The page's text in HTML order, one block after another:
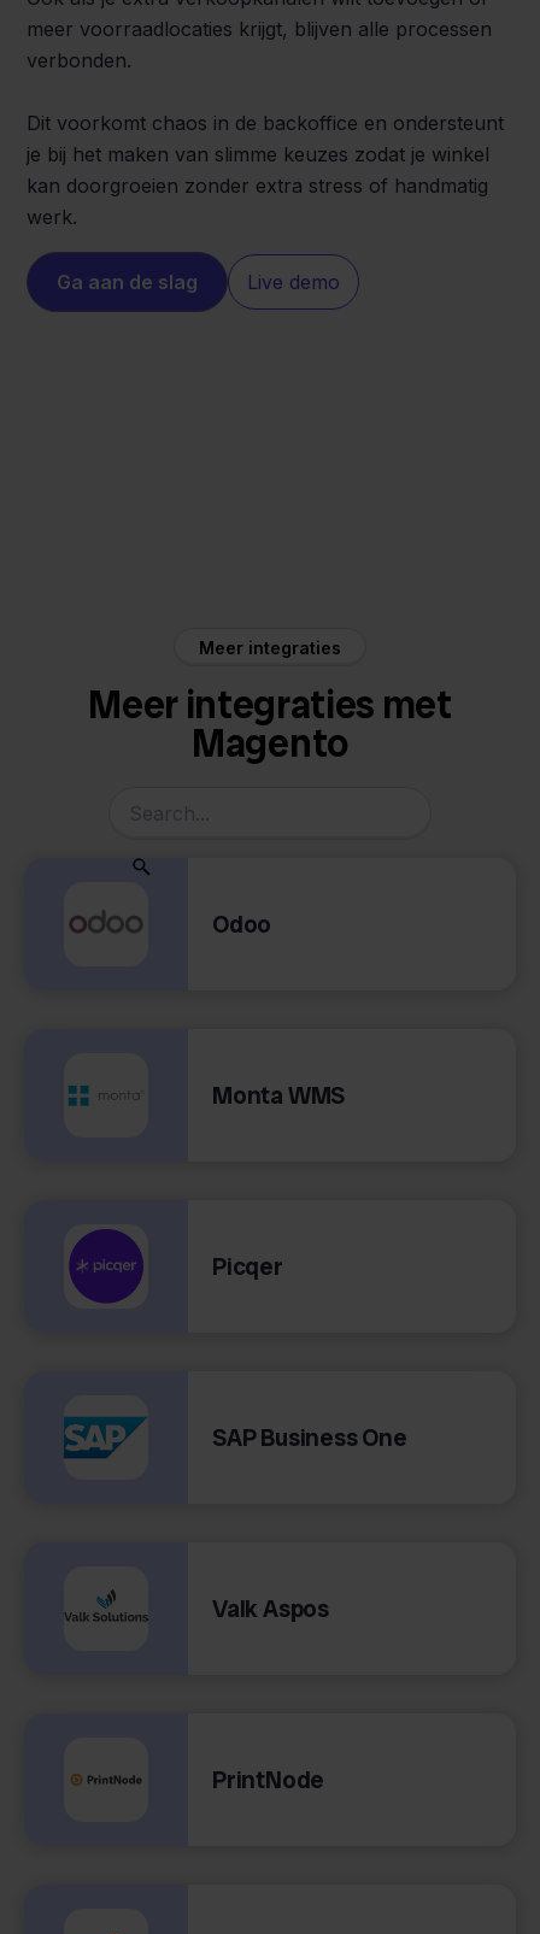
meer voorraadlocaties krijgt, blijven alle processen
verbonden.
Dit voorkomt chaos in de backoffice en ondersteunt
je bij het maken van slimme keuzes zodat je winkel
kan doorgroeien zonder extra stress of handmatig
werk.
Ga aan de slag Live demo
Meer integraties
Meer integraties met
Magento
Odoo
Monta WMS
Picqer
SAP Business One
Valk Aspos
PrintNode